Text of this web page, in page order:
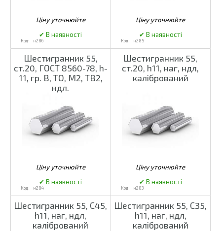
н286 н285
Шестигранник 55,
ст.20, ГОСТ 8560-78, h-
11, гр. В, ТО, М2, ТВ2,
ндл.
н284
Шестигранник 55,
ст.20, h11, наг, ндл,
калібрований
н283
Шестигранник 55, С45,
h11, наг, ндл,
калібрований
Шестигранник 55, С35,
h11, наг, ндл,
калібрований